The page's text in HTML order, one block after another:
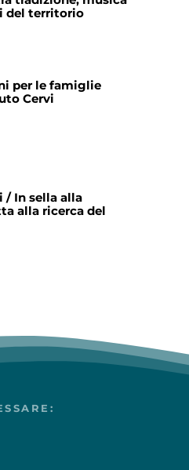
del territorio
per le famiglie
Cervi
/ In sella alla
alla ricerca del